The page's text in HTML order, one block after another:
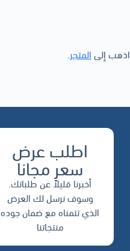
اذهب إلىالمتجر.
اطلب عرض
سعر مجانا
أخبرنا قليلاً عن طلباتك.
وسوف نرسل لك العرض
الذي تتمناه مع ضمان جوده
منتجاتنا